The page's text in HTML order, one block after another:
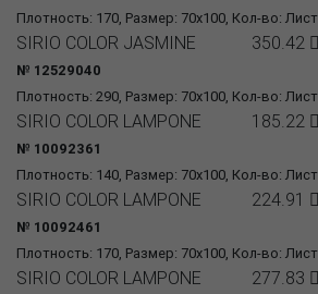
Плотность: 170, Размер: 70x100, Кол-во: Лист
Плотность: 290, Размер: 70x100, Кол-во: Лист
SIRIO COLOR JASMINE
№ 12529040
350.42
Плотность: 140, Размер: 70x100, Кол-во: Лист
SIRIO COLOR LAMPONE
№ 10092361
185.22
Плотность: 170, Размер: 70x100, Кол-во: Лист
SIRIO COLOR LAMPONE
№ 10092461
224.91
SIRIO COLOR LAMPONE 277.83